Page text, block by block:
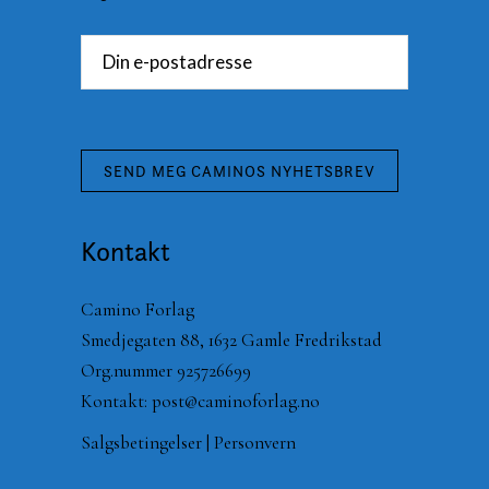
Kontakt
Camino Forlag
Smedjegaten 88, 1632 Gamle Fredrikstad
Org.nummer 925726699
Kontakt: post@caminoforlag.no
Salgsbetingelser| Personvern